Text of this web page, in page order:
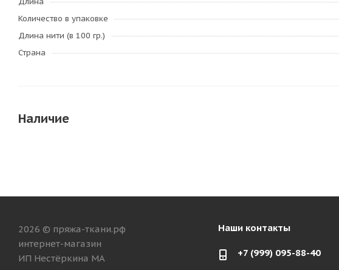
Количество в упаковке
Длина нити (в 100 гр.)
Страна
Наличие
2026 © пряжа-ткани.рф
интернет-магазин
ИП Нестёркина МА
Наши контакты
+7 (999) 095-88-40